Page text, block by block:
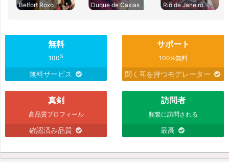
Belfort Roxo
Duque de Caxias
Rio de Janeiro
無料
100%
無料サービス
サポート
100%無料
聞く耳を持つモデレーター
真剣
高品質プロフィール
確認済み品質
訪問者
頻繁に訪問される
最高